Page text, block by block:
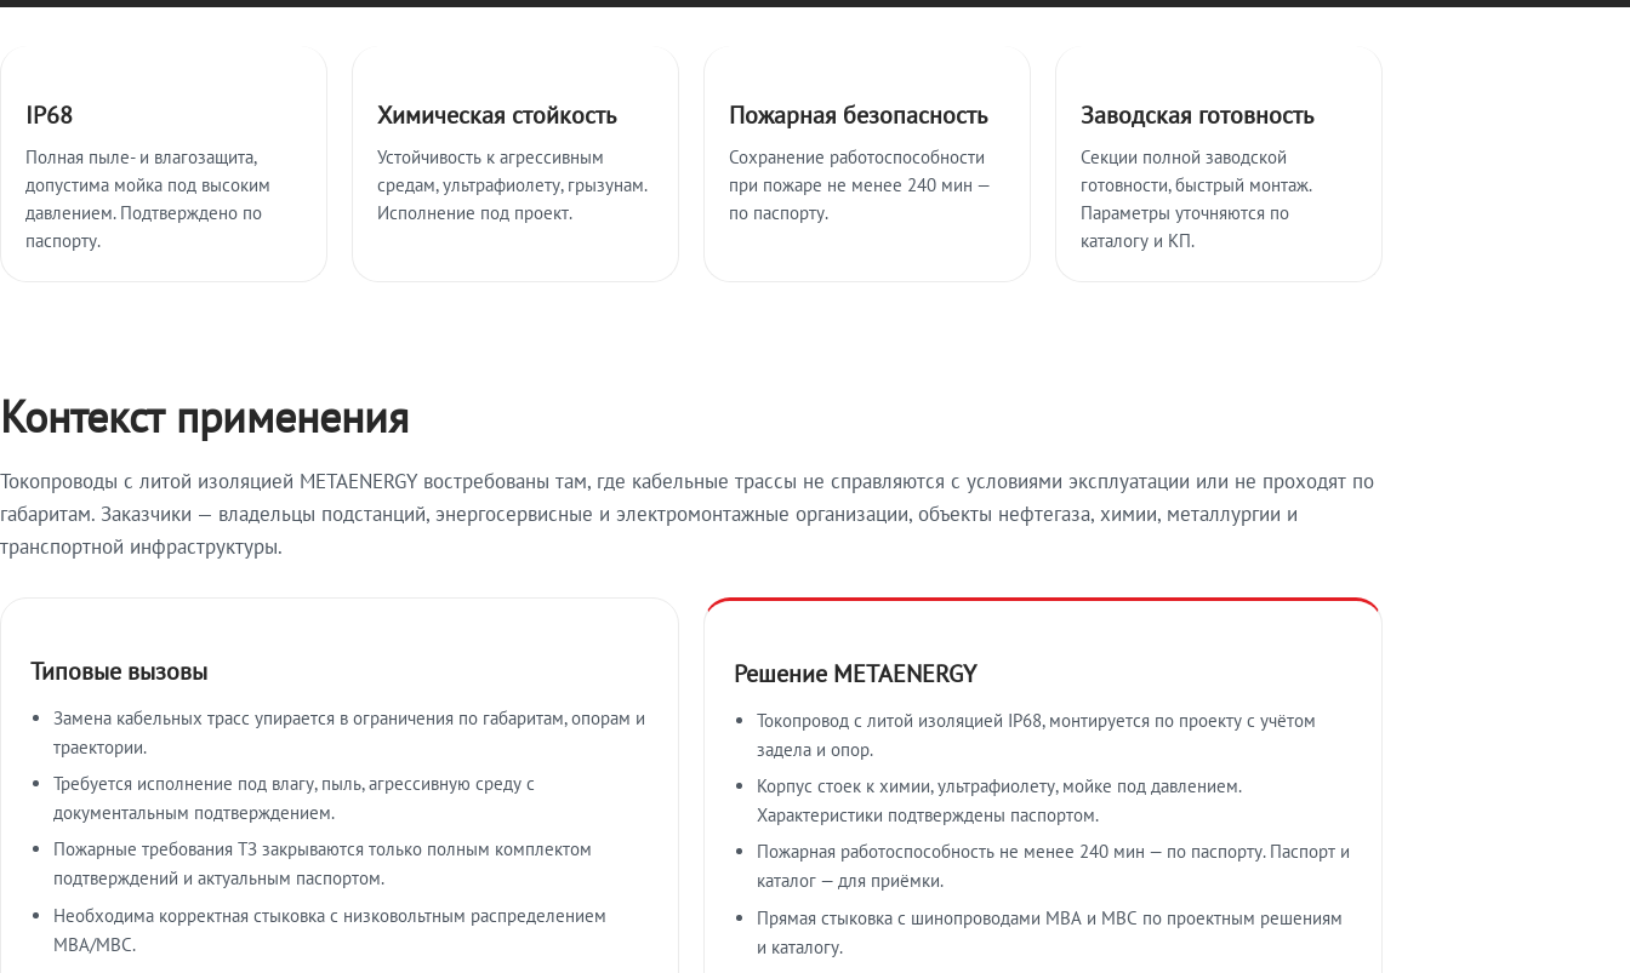
IP68
Полная пыле- и влагозащита,
допустима мойка под высоким
давлением. Подтверждено по
паспорту.
Химическая стойкость
Устойчивость к агрессивным
средам, ультрафиолету, грызунам.
Исполнение под проект.
Пожарная безопасность
Сохранение работоспособности
при пожаре не менее 240 мин —
по паспорту.
Заводская готовность
Секции полной заводской
готовности, быстрый монтаж.
Параметры уточняются по
каталогу и КП.
Контекст применения
Токопроводы с литой изоляцией METAENERGY востребованы там, где кабельные трассы не справляются с условиями эксплуатации или не проходят по
габаритам. Заказчики — владельцы подстанций, энергосервисные и электромонтажные организации, объекты нефтегаза, химии, металлургии и
транспортной инфраструктуры.
Типовые вызовы
Замена кабельных трасс упирается в ограничения по габаритам, опорам и
траектории.
Требуется исполнение под влагу, пыль, агрессивную среду с
документальным подтверждением.
Пожарные требования ТЗ закрываются только полным комплектом
подтверждений и актуальным паспортом.
Необходима корректная стыковка с низковольтным распределением
МВА/МВС.
Решение METAENERGY
Токопровод с литой изоляцией IP68, монтируется по проекту с учётом
задела и опор.
Корпус стоек к химии, ультрафиолету, мойке под давлением.
Характеристики подтверждены паспортом.
Пожарная работоспособность не менее 240 мин — по паспорту. Паспорт и
каталог — для приёмки.
Прямая стыковка с шинопроводами МВА и МВС по проектным решениям
и каталогу.